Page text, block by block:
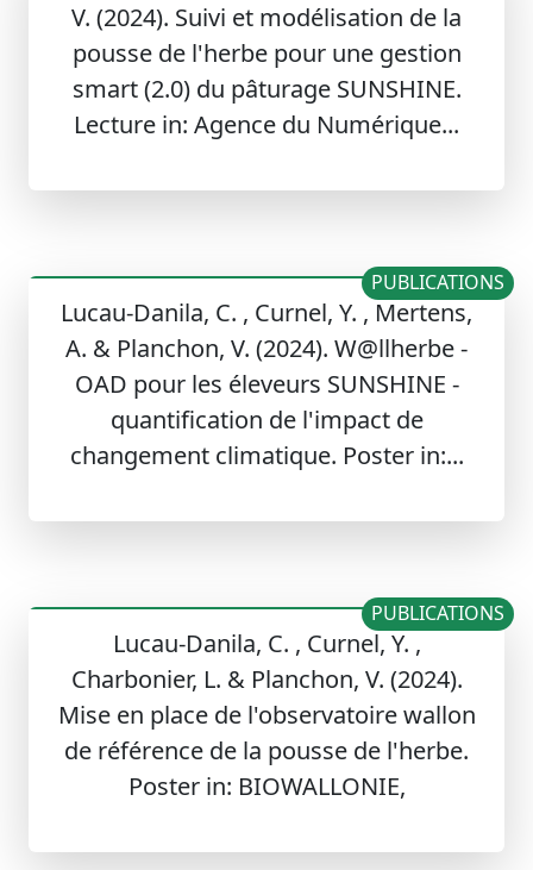
V. (2024). Suivi et modélisation de la
pousse de l'herbe pour une gestion
smart (2.0) du pâturage SUNSHINE.
Lecture in: Agence du Numérique...
Lucau-Danila, C. , Curnel, Y. , Mertens,
A. & Planchon, V. (2024). W@llherbe -
OAD pour les éleveurs SUNSHINE -
quantification de l'impact de
changement climatique. Poster in:...
PUBLICATIONS
Lucau-Danila, C. , Curnel, Y. ,
Charbonier, L. & Planchon, V. (2024).
Mise en place de l'observatoire wallon
de référence de la pousse de l'herbe.
Poster in: BIOWALLONIE,
PUBLICATIONS